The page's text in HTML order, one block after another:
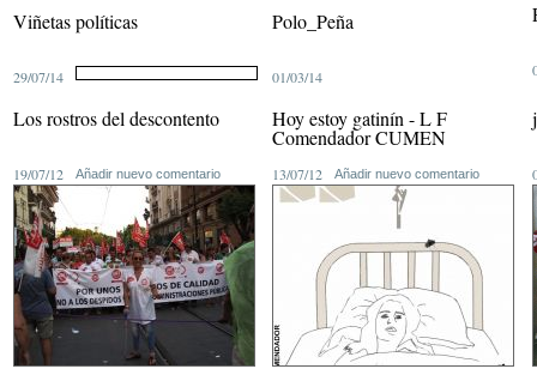
Viñetas políticas
29/07/14
Polo_Peña
01/03/14
Los rostros del descontento
19/07/12 Añadir nuevo comentario
Hoy estoy gatinín - L F
Comendador CUMEN
13/07/12 Añadir nuevo comentario